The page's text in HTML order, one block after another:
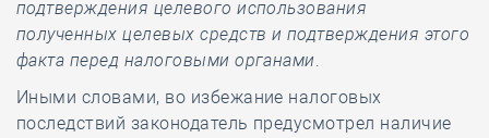
подтверждения целевого использования
полученных целевых средств и подтверждения этого
факта перед налоговыми органами.
Иными словами, во избежание налоговых
последствий законодатель предусмотрел наличие